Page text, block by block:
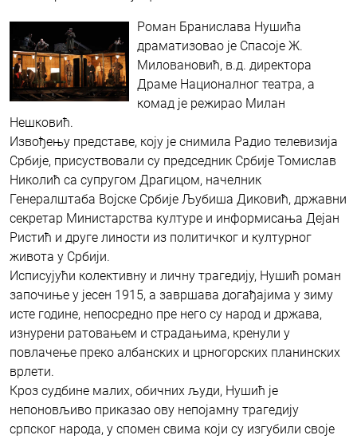
Роман Бранислава Нушића
драматизовао је Спасоје Ж.
Миловановић, в.д. директора
Драме Националног театра, а
комад је режирао Милан
Нешковић.
Извођењу представе, коју је снимила Радио телевизија
Србије, присуствовали су председник Србије Томислав
Николић са супругом Драгицом, начелник
Генералштаба Војске Србије Љубиша Диковић, државни
секретар Министарства културе и информисања Дејан
Ристић и друге линости из политичког и културног
живота у Србији.
Исписујући колективну и личну трагедију, Нушић роман
започиње у јесен 1915, а завршава догађајима у зиму
исте године, непосредно пре него су народ и држава,
изнурени ратовањем и страдањима, кренули у
повлачење преко албанских и црногорских планинских
врлети.
Кроз судбине малих, обичних људи, Нушић је
непоновљиво приказао ову непојамну трагедију
српског народа, у спомен свима који су изгубили своје